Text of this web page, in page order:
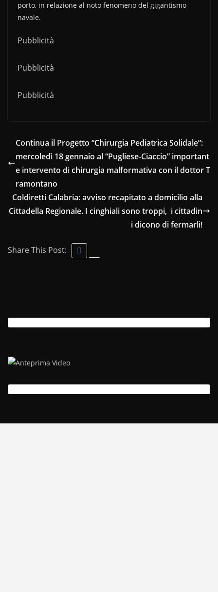
porto, in relazione al noto fenomeno del gigantismo
navale.
Pubblicità
Pubblicità
Pubblicità
Continua il Progetto “Chirurgia Pediatrica Solidale”:
mercoledì 18 gennaio al “Pugliese-Ciaccio” important
e intervento di chirurgia malformativa con il dottor T
ramontano
Coldiretti Calabria: avviso recapitato a domicilio alla
Cittadella Regionale. I cinghiali sono troppi, i cittadin
i dicono di fermarli!
Share This Post: